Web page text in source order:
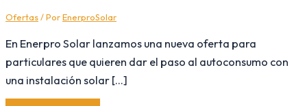
Ofertas/ PorEnerproSolar
En Enerpro Solar lanzamos una nueva oferta para
particulares que quieren dar el paso al autoconsumo con
una instalación solar […]